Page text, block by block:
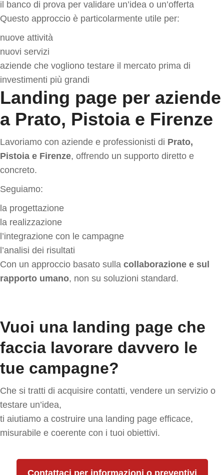
il banco di prova per validare un’idea o un’offerta
Questo approccio è particolarmente utile per:
nuove attività
nuovi servizi
aziende che vogliono testare il mercato prima di
investimenti più grandi
Landing page per aziende
a Prato, Pistoia e Firenze
Lavoriamo con aziende e professionisti di Prato,
Pistoia e Firenze, offrendo un supporto diretto e
concreto.
Seguiamo:
la progettazione
la realizzazione
l’integrazione con le campagne
l’analisi dei risultati
Con un approccio basato sulla collaborazione e sul
rapporto umano, non su soluzioni standard.
Vuoi una landing page che
faccia lavorare davvero le
tue campagne?
Che si tratti di acquisire contatti, vendere un servizio o
testare un’idea,
ti aiutiamo a costruire una landing page efficace,
misurabile e coerente con i tuoi obiettivi.